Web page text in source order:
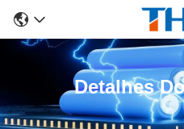
Detalhes